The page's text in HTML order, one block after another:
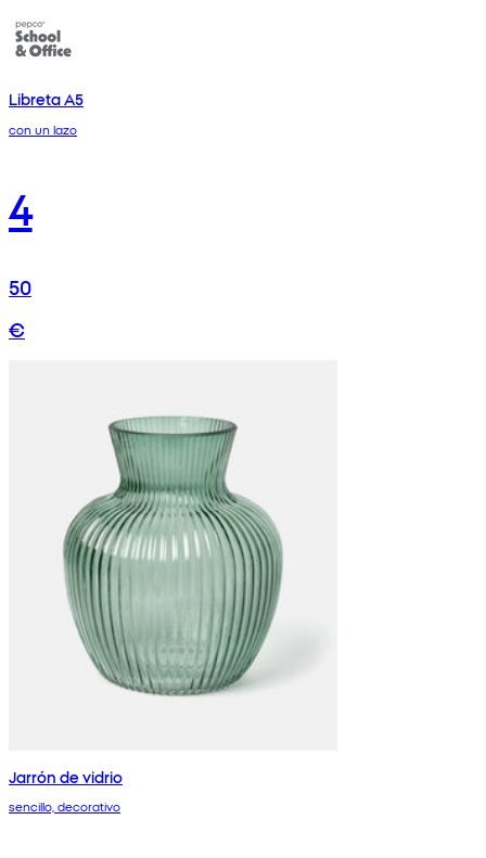
Libreta A5
con un lazo
4
50
€
Jarrón de vidrio
sencillo, decorativo